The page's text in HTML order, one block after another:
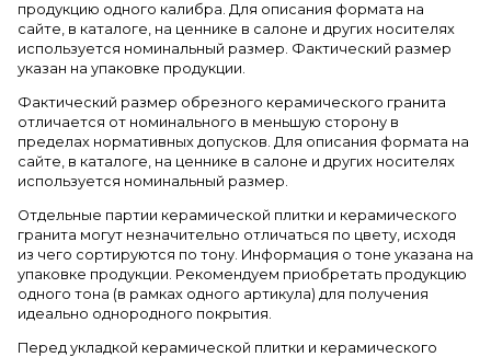
продукцию одного калибра. Для описания формата на
сайте, в каталоге, на ценнике в салоне и других носителях
используется номинальный размер. Фактический размер
указан на упаковке продукции.
Фактический размер обрезного керамического гранита
отличается от номинального в меньшую сторону в
пределах нормативных допусков. Для описания формата на
сайте, в каталоге, на ценнике в салоне и других носителях
используется номинальный размер.
Отдельные партии керамической плитки и керамического
гранита могут незначительно отличаться по цвету, исходя
из чего сортируются по тону. Информация о тоне указана на
упаковке продукции. Рекомендуем приобретать продукцию
одного тона (в рамках одного артикула) для получения
идеально однородного покрытия.
Перед укладкой керамической плитки и керамического